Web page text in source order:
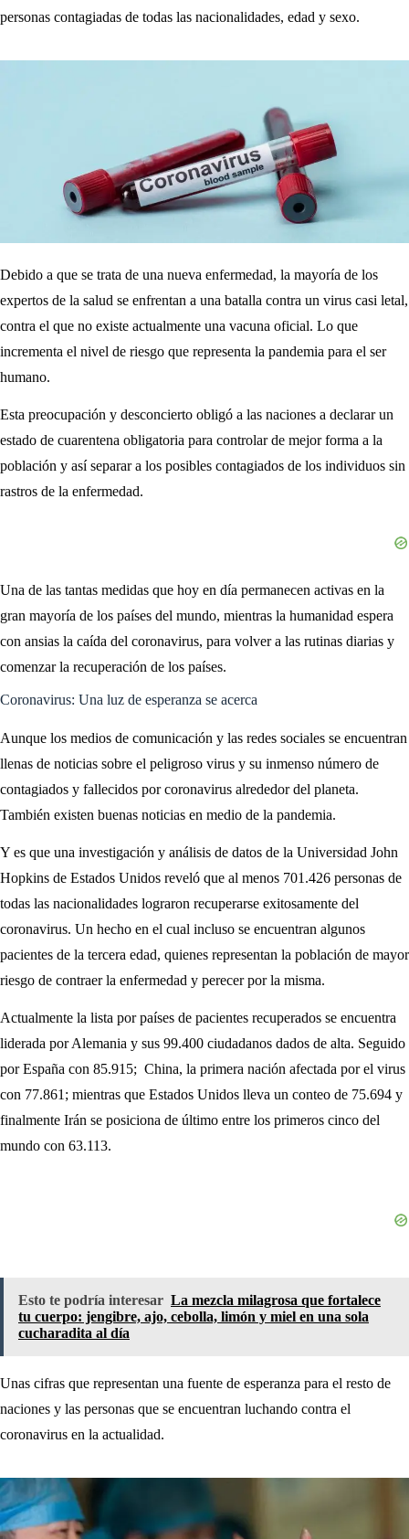
personas contagiadas de todas las nacionalidades, edad y sexo.
Debido a que se trata de una nueva enfermedad, la mayoría de los
expertos de la salud se enfrentan a una batalla contra un virus casi letal,
contra el que no existe actualmente una vacuna oficial. Lo que
incrementa el nivel de riesgo que representa la pandemia para el ser
humano.
Esta preocupación y desconcierto obligó a las naciones a declarar un
estado de cuarentena obligatoria para controlar de mejor forma a la
población y así separar a los posibles contagiados de los individuos sin
rastros de la enfermedad.
Una de las tantas medidas que hoy en día permanecen activas en la
gran mayoría de los países del mundo, mientras la humanidad espera
con ansias la caída del coronavirus, para volver a las rutinas diarias y
comenzar la recuperación de los países.
Coronavirus: Una luz de esperanza se acerca
Aunque los medios de comunicación y las redes sociales se encuentran
llenas de noticias sobre el peligroso virus y su inmenso número de
contagiados y fallecidos por coronavirus alrededor del planeta.
También existen buenas noticias en medio de la pandemia.
Y es que una investigación y análisis de datos de la Universidad John
Hopkins de Estados Unidos reveló que al menos 701.426 personas de
todas las nacionalidades lograron recuperarse exitosamente del
coronavirus. Un hecho en el cual incluso se encuentran algunos
pacientes de la tercera edad, quienes representan la población de mayor
riesgo de contraer la enfermedad y perecer por la misma.
Actualmente la lista por países de pacientes recuperados se encuentra
liderada por Alemania y sus 99.400 ciudadanos dados de alta. Seguido
por España con 85.915; China, la primera nación afectada por el virus
con 77.861; mientras que Estados Unidos lleva un conteo de 75.694 y
finalmente Irán se posiciona de último entre los primeros cinco del
mundo con 63.113.
Esto te podría interesar La mezcla milagrosa que fortalece
tu cuerpo: jengibre, ajo, cebolla, limón y miel en una sola
cucharadita al día
Unas cifras que representan una fuente de esperanza para el resto de
naciones y las personas que se encuentran luchando contra el
coronavirus en la actualidad.